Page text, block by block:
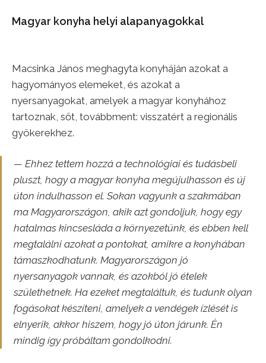
Magyar konyha helyi alapanyagokkal
Macsinka János meghagyta konyháján azokat a
hagyományos elemeket, és azokat a
nyersanyagokat, amelyek a magyar konyhához
tartoznak, sőt, továbbment: visszatért a regionális
gyökerekhez.
— Ehhez tettem hozzá a technológiai és tudásbeli
pluszt, hogy a magyar konyha megújulhasson és új
úton indulhasson el. Sokan vagyunk a szakmában
ma Magyarországon, akik azt gondoljuk, hogy egy
hatalmas kincsesláda a környezetünk, és ebben kell
megtalálni azokat a pontokat, amikre a konyhában
támaszkodhatunk. Magyarországon jó
nyersanyagok vannak, és azokból jó ételek
születhetnek. Ha ezeket megtaláltuk, és tudunk olyan
fogásokat készíteni, amelyek a vendégek ízlését is
elnyerik, akkor hiszem, hogy jó úton járunk. Én
mindig így próbáltam gondolkodni.